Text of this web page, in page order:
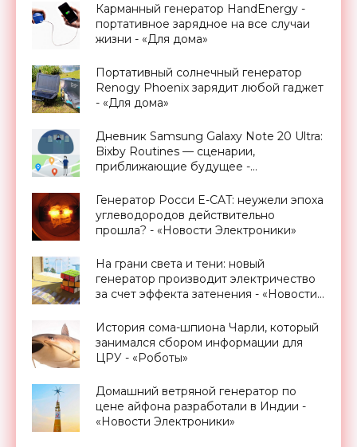
Карманный генератор HandEnergy -
портативное зарядное на все случаи
жизни - «Для дома»
Портативный солнечный генератор
Renogy Phoenix зарядит любой гаджет
- «Для дома»
Дневник Samsung Galaxy Note 20 Ultra:
Bixby Routines — сценарии,
приближающие будущее -
Генератор Росси E-CAT: неужели эпоха
углеводородов действительно
прошла? - «Новости Электроники»
На грани света и тени: новый
генератор производит электричество
за счет эффекта затенения - «Новости
История сома-шпиона Чарли, который
занимался сбором информации для
ЦРУ - «Роботы»
Домашний ветряной генератор по
цене айфона разработали в Индии -
«Новости Электроники»